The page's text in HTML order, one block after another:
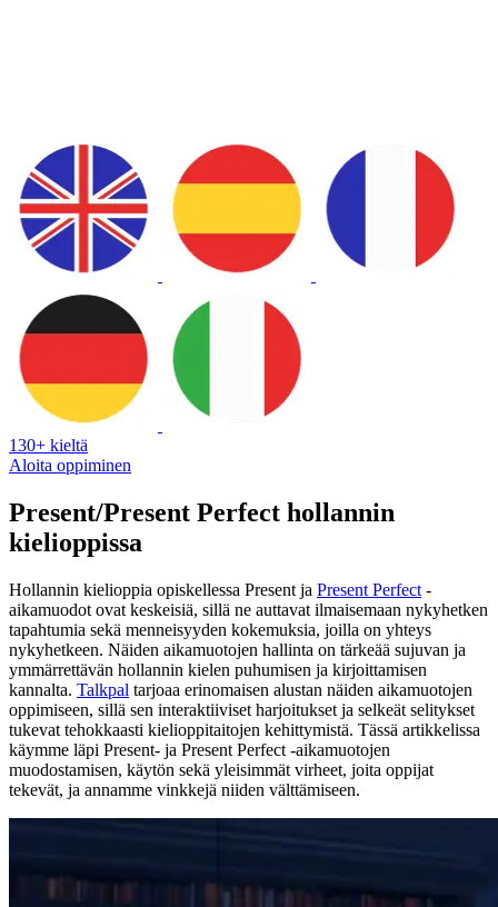
130+ kieltä
Aloita oppiminen
Present/Present Perfect hollannin
kielioppissa
Hollannin kielioppia opiskellessa Present ja Present Perfect -
aikamuodot ovat keskeisiä, sillä ne auttavat ilmaisemaan nykyhetken
tapahtumia sekä menneisyyden kokemuksia, joilla on yhteys
nykyhetkeen. Näiden aikamuotojen hallinta on tärkeää sujuvan ja
ymmärrettävän hollannin kielen puhumisen ja kirjoittamisen
kannalta. Talkpal tarjoaa erinomaisen alustan näiden aikamuotojen
oppimiseen, sillä sen interaktiiviset harjoitukset ja selkeät selitykset
tukevat tehokkaasti kielioppitaitojen kehittymistä. Tässä artikkelissa
käymme läpi Present- ja Present Perfect -aikamuotojen
muodostamisen, käytön sekä yleisimmät virheet, joita oppijat
tekevät, ja annamme vinkkejä niiden välttämiseen.